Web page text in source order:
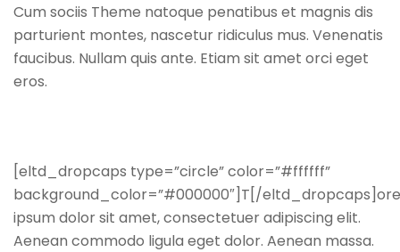
Cum sociis Theme natoque penatibus et magnis dis
parturient montes, nascetur ridiculus mus. Venenatis
faucibus. Nullam quis ante. Etiam sit amet orci eget
eros.
[eltd_dropcaps type=”circle” color=”#ffffff”
background_color=”#000000″]T[/
ipsum dolor sit amet, consectetuer adipiscing elit.
Aenean commodo ligula eget dolor. Aenean massa.